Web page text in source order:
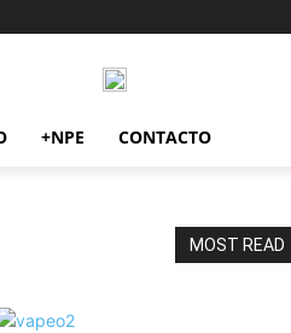
+NPE CONTACTO
MOST READ